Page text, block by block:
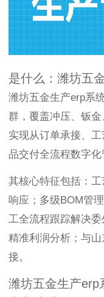
是什么：潍坊五
潍坊五金生产erp系
群，覆盖冲压、钣
实现从订单承接、
品交付全流程数字化
其核心特征包括：
响应；多级BOM管
工全流程跟踪解决
精准利润分析；与
接。
潍坊五金生产erp